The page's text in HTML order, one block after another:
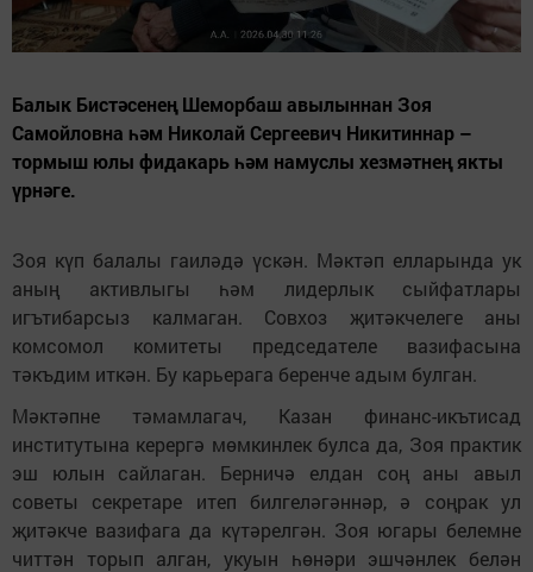
Балык Бистәсенең Шеморбаш авылыннан Зоя
Самойловна һәм Николай Сергеевич Никитиннар –
тормыш юлы фидакарь һәм намуслы хезмәтнең якты
үрнәге.
Зоя күп балалы гаиләдә үскән. Мәктәп елларында ук
аның активлыгы һәм лидерлык сыйфатлары
игътибарсыз калмаган. Совхоз җитәкчелеге аны
комсомол комитеты председателе вазифасына
тәкъдим иткән. Бу карьерага беренче адым булган.
Мәктәпне тәмамлагач, Казан финанс-икътисад
институтына керергә мөмкинлек булса да, Зоя практик
эш юлын сайлаган. Берничә елдан соң аны авыл
советы секретаре итеп билгеләгәннәр, ә соңрак ул
җитәкче вазифага да күтәрелгән. Зоя югары белемне
читтән торып алган, укуын һөнәри эшчәнлек белән